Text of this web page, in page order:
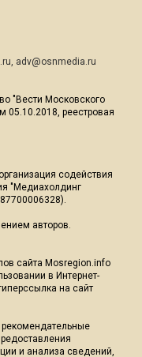
, adv@osnmedia.ru
"Вести Московского
05.10.2018, реестровая
содействия
"Медиахолдинг
авторов.
сайта Mosregion.info
в Интернет-
на сайт
и анализа сведений,